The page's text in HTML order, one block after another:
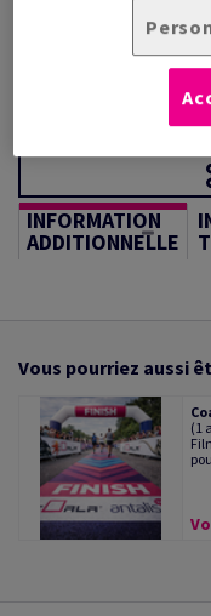
INFORMATION
ADDITIONNELLE
Vous pourriez aussi
(1